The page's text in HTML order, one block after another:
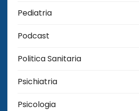
Pediatria
Podcast
Politica Sanitaria
Psichiatria
Psicologia